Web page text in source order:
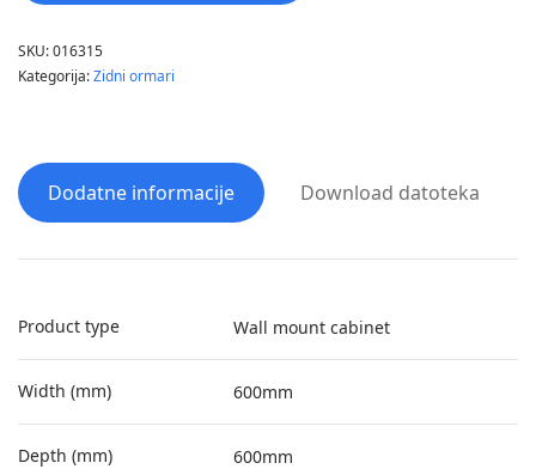
SKU:016315
Kategorija:Zidni ormari
Dodatne informacije Download datoteka
Product type Wall mount cabinet
Width (mm) 600mm
Depth (mm) 600mm